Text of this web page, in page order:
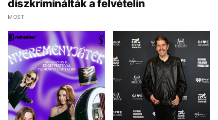
diszkriminálták a felvételin
MOST